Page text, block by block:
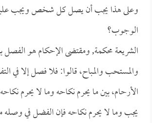
وعلى هذا يجب أن يصل كل شخص ويجب
الوجوب؟
الشريعة محكمة, ومقتضى الإحكام هو الفصل
والمستحب والمباح، قالوا: فلا فصل إلا في
الأرحام، بين ما يحرم نكاحه وما لا يحرم
يجب وما لا يحرم نكاحه فإن الفضل في وصله